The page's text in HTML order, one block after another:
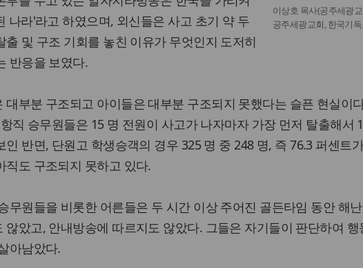
이상호 목사(공주세광
공주세광교회, 한국기
나라'라고 하였으며, 외신들은 사고 초기 약 두
출 및 구조 기회를 놓친 이유가 무엇인지 도저히
반응을 보였다.
대부분 구조되고 아이들은 대부분 구조되지 못했다는 슬픈 현실이
직 승무원들은 15 명 전원이 사고가 나자마자 가장 먼저 탈출해서
인 반면, 단원고 학생승객의 경우 325 명 중 248 명, 즉 76.3 퍼센트
직도 구조되지 못하고 있다.
무원들을 비롯한 어른들은 두 시간 이상 주어진 골든타임 동안 해
않았고, 안내방송에 따르지도 않았다. 그들은 자기들이 판단하여 행
아남았다.